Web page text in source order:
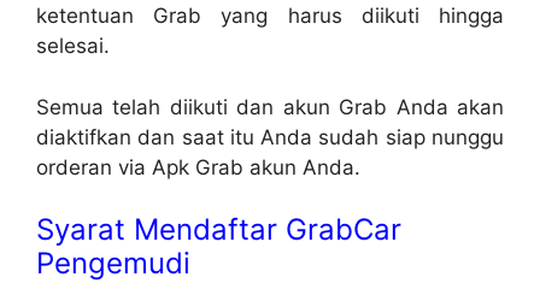
ketentuan Grab yang harus diikuti hingga
selesai.
Semua telah diikuti dan akun Grab Anda akan
diaktifkan dan saat itu Anda sudah siap nunggu
orderan via Apk Grab akun Anda.
Syarat Mendaftar GrabCar
Pengemudi